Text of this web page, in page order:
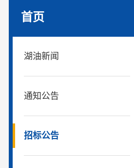
首页
湖油新闻
通知公告
招标公告